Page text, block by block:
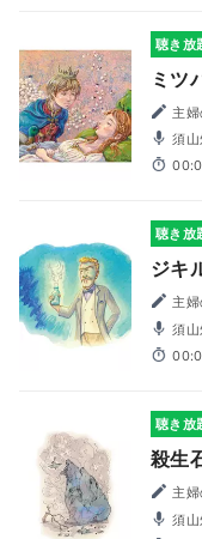
聴き放
ミツ
主
須山
聴き放
ジキ
主
須山
聴き放
殺生
主
須山